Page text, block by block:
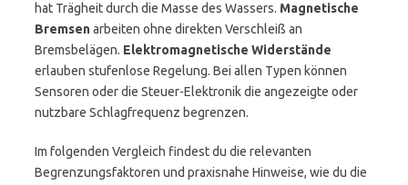
hat Trägheit durch die Masse des Wassers. Magnetische
Bremsenarbeiten ohne direkten Verschleiß an
Bremsbelägen. Elektromagnetische Widerstände
erlauben stufenlose Regelung. Bei allen Typen können
Sensoren oder die Steuer-Elektronik die angezeigte oder
nutzbare Schlagfrequenz begrenzen.
Im folgenden Vergleich findest du die relevanten
Begrenzungsfaktoren und praxisnahe Hinweise, wie du die